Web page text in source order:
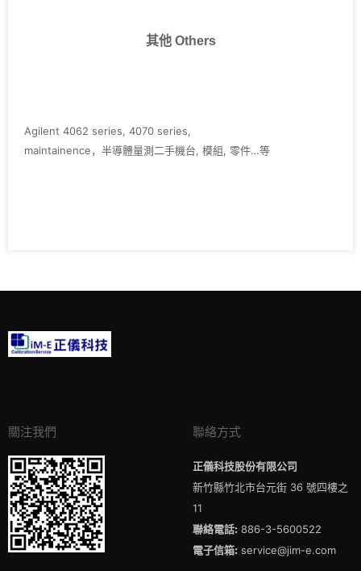
其他 Others
Agilent 4062 series, 4070 series,
maintainence，半導體量測二手機台, 模組, 零件…等
關注我們 聯絡方式
正儀科技股份有限公司
新竹縣竹北市台元街 36 號四樓之
11
聯絡電話: 886-3-5600522
電子信箱: service@jim-e.com